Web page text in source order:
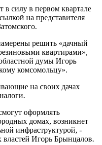
в силу в первом квартале
на представителя
решить «дачный
квартирами»,
думы Игорь
комсомольцу».
на своих дачах
оформлять
домах, возникнет
инфраструктурой, -
Игорь Брынцалов.